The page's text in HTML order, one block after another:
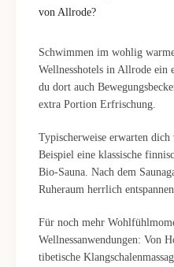
von Allrode?
Schwimmen im wohlig
Wellnesshotels in Allrode
du dort auch
extra Portion Erfrischung.
Typischerweise erwarten dich
Beispiel eine klassische
Bio-Sauna. Nach dem
Ruheraum herrlich
Für noch mehr
Wellnessanwendungen: Von
tibetische